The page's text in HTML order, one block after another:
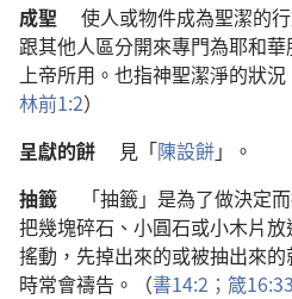
成聖
使人或物件成為聖潔的
跟其他人區分開來專門為耶和華
上帝所用 。 也指神聖潔淨的狀況
林前1:2）
呈獻的餅 見 「陳設餅」。
抽籤
「抽籤」 是為了做決定而
把幾塊碎石 、 小圓石或小木片放
搖動 ， 先掉出來的或被抽出來的
時常會禱告 。（書14:2； 箴